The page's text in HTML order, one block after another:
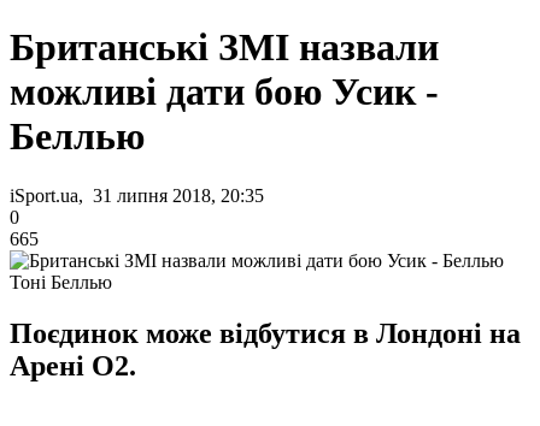
Британські ЗМІ назвали
можливі дати бою Усик -
Беллью
iSport.ua, 31 липня 2018, 20:35
0
665
Тоні Беллью
Поєдинок може відбутися в Лондоні на
Арені O2.